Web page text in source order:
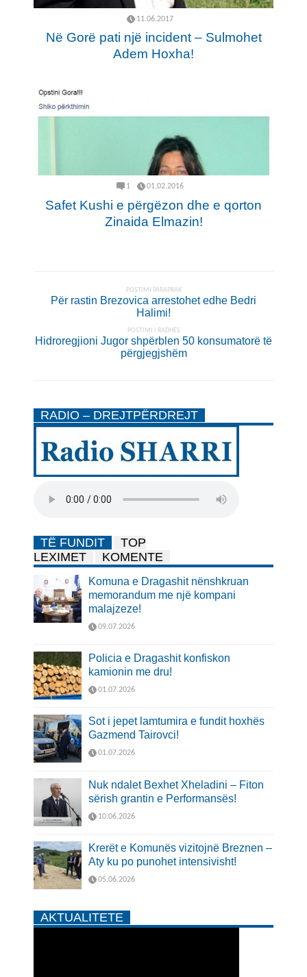
11.06.2017
Në Gorë pati një incident – Sulmohet
Adem Hoxha!
1 01.02.2016
Safet Kushi e përgëzon dhe e qorton
Zinaida Elmazin!
POSTIMI PARAPRAK
Për rastin Brezovica arrestohet edhe Bedri
Halimi!
POSTIMI I RADHËS
Hidroregjioni Jugor shpërblen 50 konsumatorë të
përgjegjshëm
RADIO – DREJTPËRDREJT
TË FUNDIT
TOP
LEXIMET
KOMENTE
Komuna e Dragashit nënshkruan
memorandum me një kompani
malajzeze!
09.07.2026
Policia e Dragashit konfiskon
kamionin me dru!
01.07.2026
Sot i jepet lamtumira e fundit hoxhës
Gazmend Tairovci!
01.07.2026
Nuk ndalet Bexhet Xheladini – Fiton
sërish grantin e Performansës!
10.06.2026
Krerët e Komunës vizitojnë Breznen –
Aty ku po punohet intensivisht!
05.06.2026
AKTUALITETE